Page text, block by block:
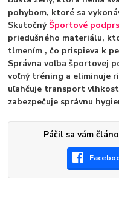
pohybom, ktoré sa
SkutočnýŠportové
priedušného materiálu,
tlmením , čo prispieva k
Správna voľba športovej
voľný tréning a eliminuje
uľahčuje transport
zabezpečuje správnu
Páčil sa vám